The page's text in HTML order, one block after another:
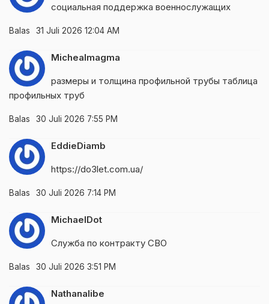
социальная поддержка военнослужащих
Balas 31 Juli 2026 12:04 AM
Michealmagma
размеры и толщина профильной трубы таблица
профильных труб
Balas 30 Juli 2026 7:55 PM
EddieDiamb
https://do3let.com.ua/
Balas 30 Juli 2026 7:14 PM
MichaelDot
Служба по контракту СВО
Balas 30 Juli 2026 3:51 PM
Nathanalibe